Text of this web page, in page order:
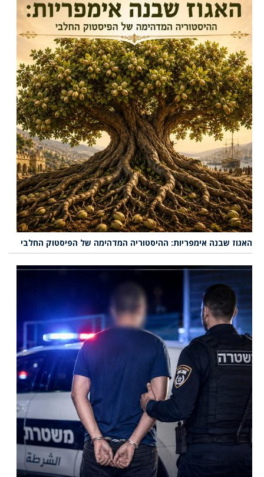
האגוז שבנה אימפריות: ההיסטוריה המדהימה של הפיסטוק החלבי